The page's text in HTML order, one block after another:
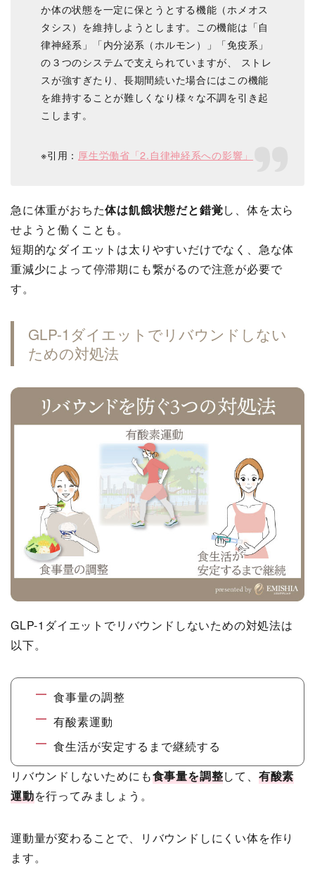
か体の状態を一定に保とうとする機能（ホメオス
タシス）を維持しようとします。この機能は「自
律神経系」「内分泌系（ホルモン）」「免疫系」
の３つのシステムで支えられていますが、 ストレ
スが強すぎたり、長期間続いた場合にはこの機能
を維持することが難しくなり様々な不調を引き起
こします。
※引用： 厚生労働省「2.自律神経系への影響」
急に体重がおちた体は飢餓状態だと錯覚し、体を太ら
せようと働くことも。
短期的なダイエットは太りやすいだけでなく、急な体
重減少によって停滞期にも繋がるので注意が必要で
す。
GLP-1ダイエットでリバウンドしない
ための対処法
GLP-1ダイエットでリバウンドしないための対処法は
以下。
食事量の調整
有酸素運動
食生活が安定するまで継続する
リバウンドしないためにも食事量を調整して、 有酸素
運動を行ってみましょう。
運動量が変わることで、リバウンドしにくい体を作り
ます。